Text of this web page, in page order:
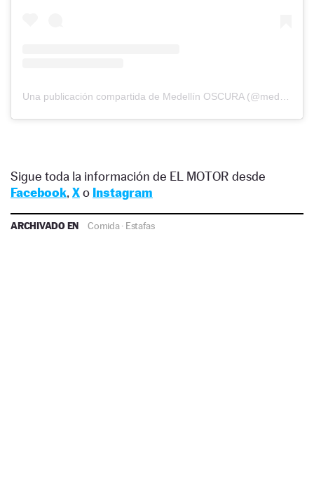
Una publicación compartida de Medellín OSCURA (@medellinoscura)
Sigue toda la información de EL MOTOR desde
Facebook, Xo Instagram
ARCHIVADO EN Comida· Estafas